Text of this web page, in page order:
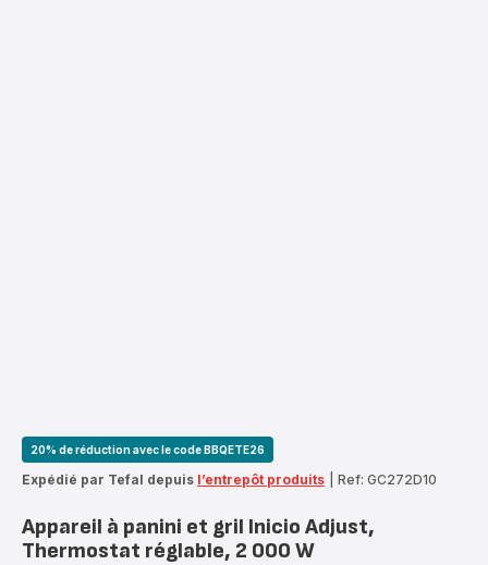
20% de réduction avec le code BBQETE26
Expédié par Tefal depuis l’entrepôt produits Ref: GC272D10
Appareil à panini et gril Inicio Adjust,
Thermostat réglable, 2 000 W